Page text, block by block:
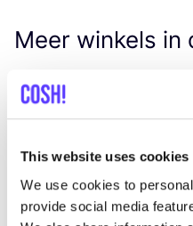
This website uses cookies
We use cookies to
provide social media
Meer winkels in
Tribu wear